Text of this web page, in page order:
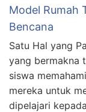
Model Rumah
Bencana
Satu Hal yang
yang bermakna
siswa
mereka untuk
dipelajari